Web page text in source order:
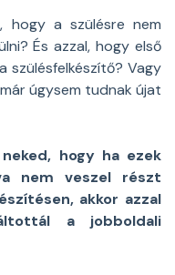
hogy a szülésre nem
És azzal, hogy első
szülésfelkészítő? Vagy
úgysem tudnak újat
hogy ha ezek
nem veszel részt
akkor azzal
a jobboldali